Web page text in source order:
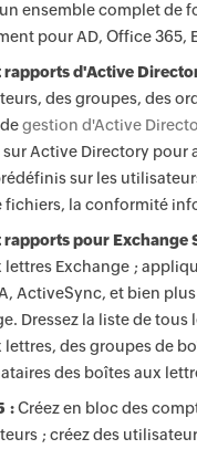
ensemble complet de
pour AD, Office 365,
rapports d'Active
des groupes, des
gestion d'Active
Active Directory pour
sur les
fichiers, la conformité
rapports pour Exchange
lettres Exchange ;
ActiveSync, et bien
Dressez la liste de tous
lettres, des groupes de
des boîtes aux
:Créez en bloc des
; créez des